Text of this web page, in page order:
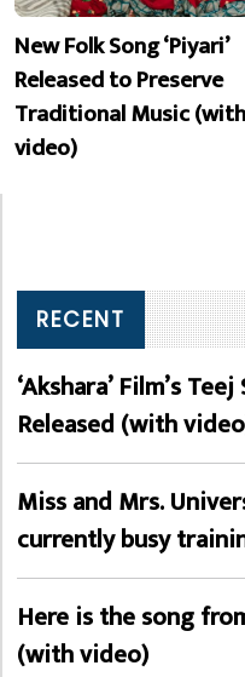
New Folk Song ‘Piyari’
Released to Preserve
Traditional Music (with
video)
RECENT
‘Akshara’ Film’s
Released (with
Miss and Mrs.
currently busy
Here is the song
(with video)